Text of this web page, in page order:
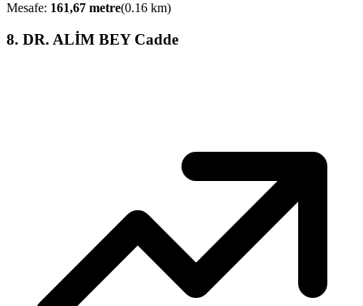
Mesafe: 161,67 metre(0.16 km)
8. DR. ALİM BEY Cadde